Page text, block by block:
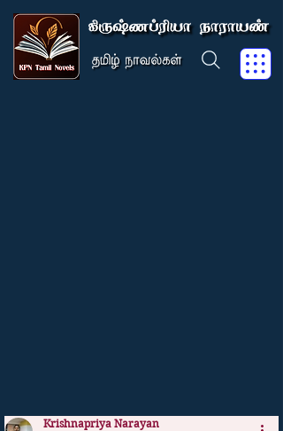
Krishnapriya Narayan